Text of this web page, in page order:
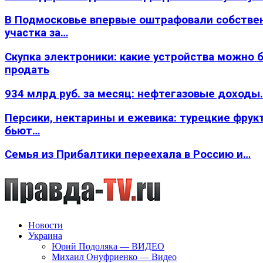
В Подмосковье впервые оштрафовали
участка за…
Скупка электроники: какие устройства можно
продать
934 млрд руб. за месяц: нефтегазовые
Персики, нектарины и ежевика: турецкие
бьют…
Семья из Прибалтики переехала в Россию и…
Новости
Украина
Юрий Подоляка — ВИДЕО
Михаил Онуфриенко — Видео